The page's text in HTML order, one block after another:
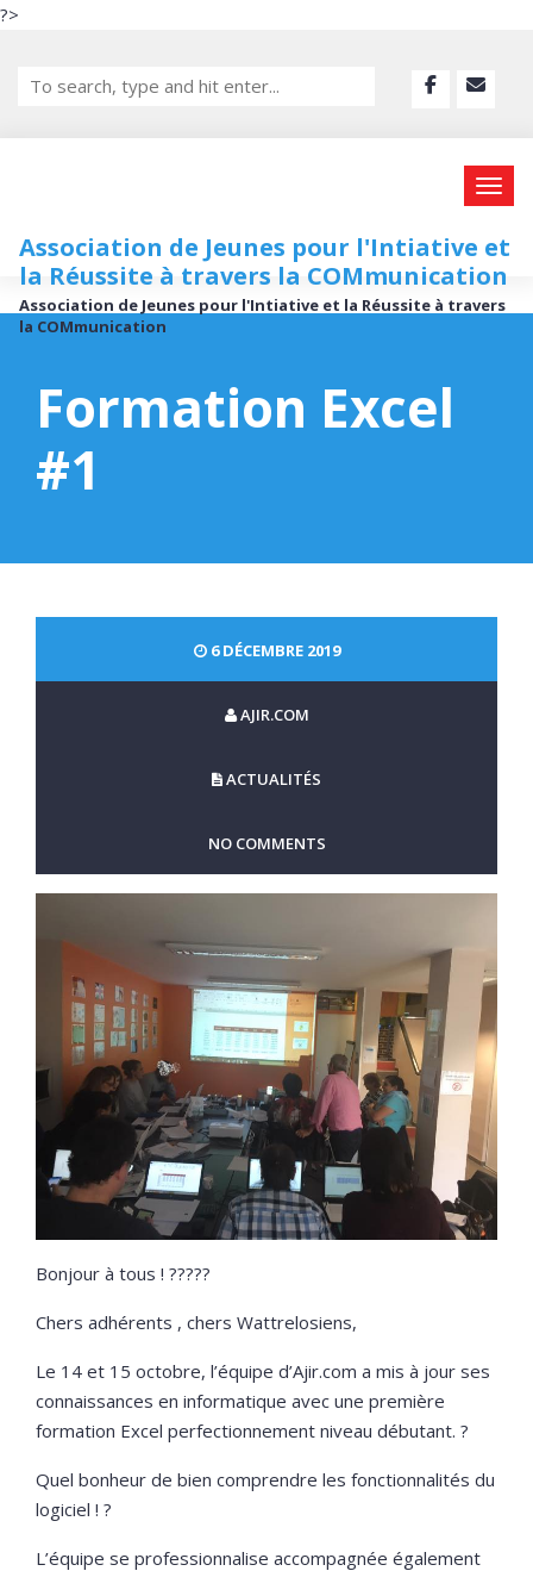
?>
Association de Jeunes pour l'Intiative et
la Réussite à travers la COMmunication
Association de Jeunes pour l'Intiative et la Réussite à travers
la COMmunication
Formation Excel
#1
6 DÉCEMBRE 2019
AJIR.COM
ACTUALITÉS
NO COMMENTS
Bonjour à tous ! ??‍?‍?‍?
Chers adhérents , chers Wattrelosiens,
Le 14 et 15 octobre, l’équipe d’Ajir.com a mis à jour ses
connaissances en informatique avec une première
formation Excel perfectionnement niveau débutant. ?
Quel bonheur de bien comprendre les fonctionnalités du
logiciel ! ?
L’équipe se professionnalise accompagnée également